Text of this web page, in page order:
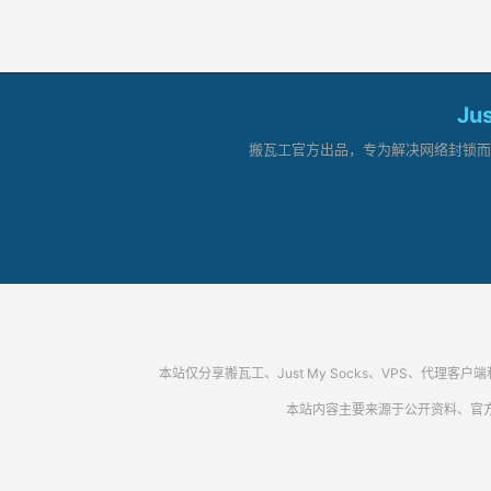
搬瓦工官方出品，专为解决网络封锁
本站仅分享搬瓦工、Just My Socks、VPS、代理客户
本站内容主要来源于公开资料、